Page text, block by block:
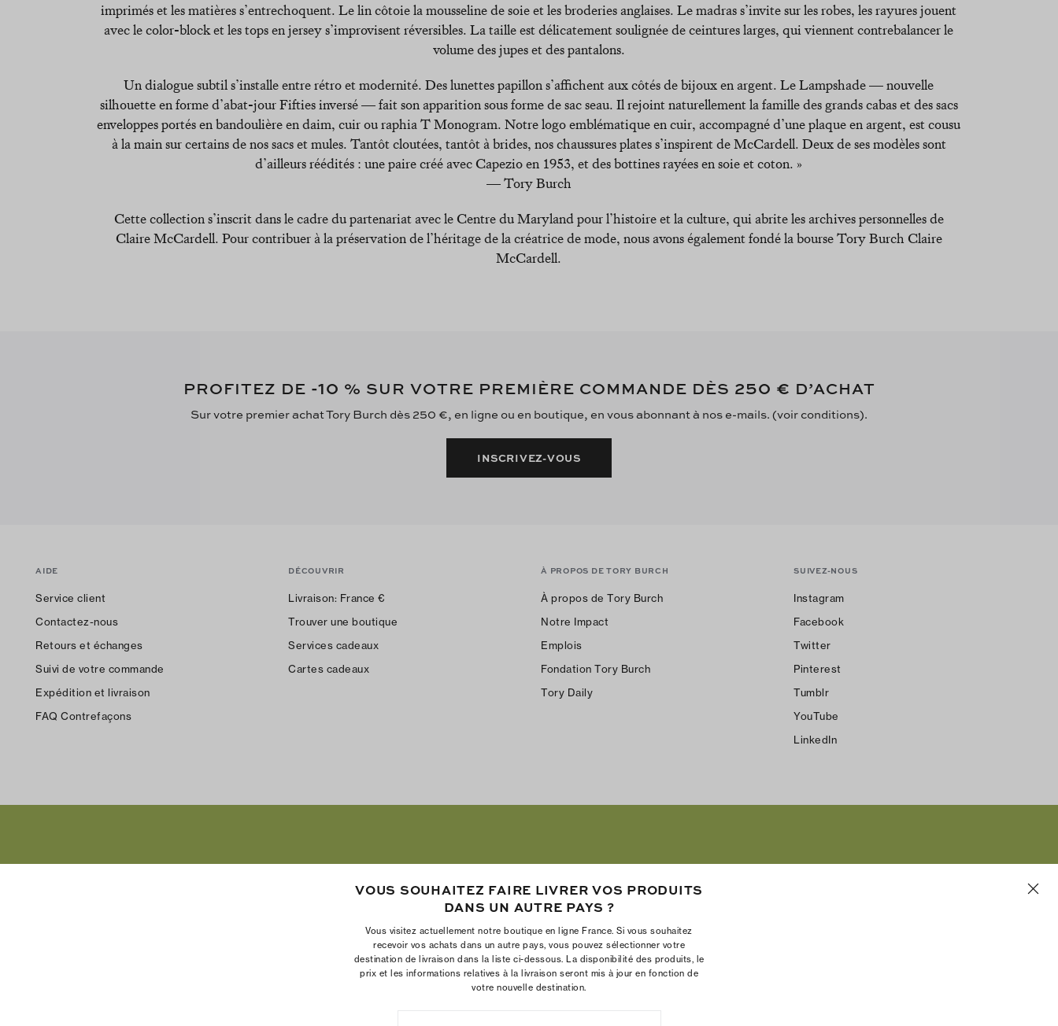
imprimés et les matières s’entrechoquent. Le lin côtoie la mousseline de soie et les broderies anglaises. Le madras s’invite sur les robes, les rayures jouent
avec le color-block et les tops en jersey s’improvisent réversibles. La taille est délicatement soulignée de ceintures larges, qui viennent contrebalancer le
volume des jupes et des pantalons.
Un dialogue subtil s’installe entre rétro et modernité. Des lunettes papillon s’affichent aux côtés de bijoux en argent. Le Lampshade — nouvelle
silhouette en forme d’abat-jour Fifties inversé — fait son apparition sous forme de sac seau. Il rejoint naturellement la famille des grands cabas et des sacs
enveloppes portés en bandoulière en daim, cuir ou raphia T Monogram. Notre logo emblématique en cuir, accompagné d’une plaque en argent, est cousu
à la main sur certains de nos sacs et mules. Tantôt cloutées, tantôt à brides, nos chaussures plates s’inspirent de McCardell. Deux de ses modèles sont
d’ailleurs réédités : une paire créé avec Capezio en 1953, et des bottines rayées en soie et coton. »
— Tory Burch
Cette collection s’inscrit dans le cadre du partenariat avec le Centre du Maryland pour l’histoire et la culture, qui abrite les archives personnelles de
Claire McCardell. Pour contribuer à la préservation de l’héritage de la créatrice de mode, nous avons également fondé la bourse Tory Burch Claire
McCardell.
PROFITEZ DE -10 % SUR VOTRE PREMIÈRE COMMANDE DÈS 250 € D’ACHAT
Sur votre premier achat Tory Burch dès 250 €, en ligne ou en boutique, en vous abonnant à nos e-mails. (voir conditions).
INSCRIVEZ-VOUS
AIDE
Service client
Contactez-nous
Retours et échanges
Suivi de votre commande
Expédition et livraison
FAQ Contrefaçons
DÉCOUVRIR
Livraison: France €
Trouver une boutique
Services cadeaux
Cartes cadeaux
À PROPOS DE TORY BURCH
À propos de Tory Burch
Notre Impact
Emplois
Fondation Tory Burch
Tory Daily
SUIVEZ-NOUS
Instagram
Facebook
Twitter
Pinterest
Tumblr
YouTube
LinkedIn
La Fondation Tory Burch renforce le pouvoir économique des femmes
VOUS SOUHAITEZ FAIRE LIVRER VOS PRODUITS
DANS UN AUTRE PAYS ?
Vous visitez actuellement notre boutique en ligne France. Si vous souhaitez
recevoir vos achats dans un autre pays, vous pouvez sélectionner votre
destination de livraison dans la liste ci-dessous. La disponibilité des produits, le
prix et les informations relatives à la livraison seront mis à jour en fonction de
votre nouvelle destination.